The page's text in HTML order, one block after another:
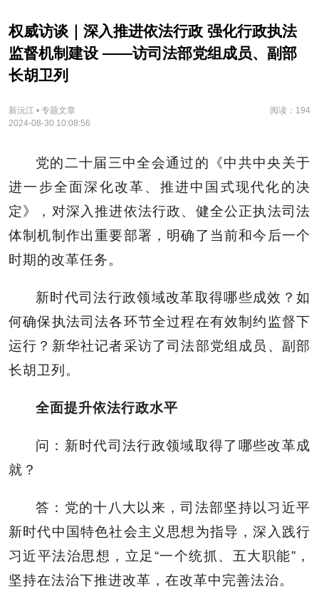
权威访谈｜深入推进依法行政 强化行政执法
监督机制建设 ——访司法部党组成员、副部
长胡卫列
新沅江 • 专题文章
阅读：194
2024-08-30 10:08:56
党的二十届三中全会通过的《中共中央关于
进一步全面深化改革、推进中国式现代化的决
定》，对深入推进依法行政、健全公正执法司法
体制机制作出重要部署，明确了当前和今后一个
时期的改革任务。
新时代司法行政领域改革取得哪些成效？如
何确保执法司法各环节全过程在有效制约监督下
运行？新华社记者采访了司法部党组成员、副部
长胡卫列。
全面提升依法行政水平
问：新时代司法行政领域取得了哪些改革成
就？
答：党的十八大以来，司法部坚持以习近平
新时代中国特色社会主义思想为指导，深入践行
习近平法治思想，立足“一个统抓、五大职能”，
坚持在法治下推进改革，在改革中完善法治。